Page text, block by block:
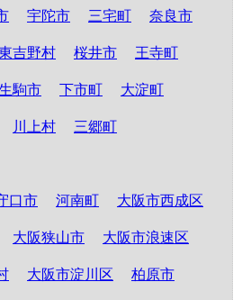
宇陀市 三宅町 奈良市
吉野村 桜井市 王寺町
駒市 下市町 大淀町
川上村 三郷町
口市 河南町 大阪市西成区
大阪狭山市 大阪市浪速区
大阪市淀川区 柏原市